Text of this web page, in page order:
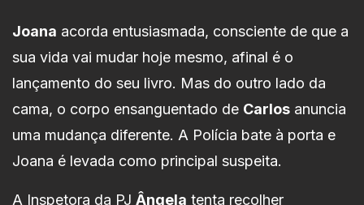
Joana acorda entusiasmada, consciente de que a
sua vida vai mudar hoje mesmo, afinal é o
lançamento do seu livro. Mas do outro lado da
cama, o corpo ensanguentado de Carlos anuncia
uma mudança diferente. A Polícia bate à porta e
Joana é levada como principal suspeita.
A Inspetora da PJ Ângela tenta recolher